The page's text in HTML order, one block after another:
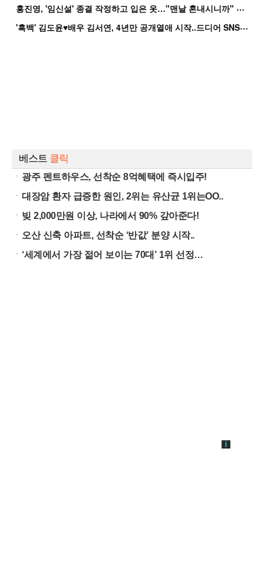
홍
진영, '임신설' 종결 작정하고 입은 옷…"맨날 혼내시니까" 억울
'
흑백' 김도윤♥배우 김서연, 4년만 공개열애 시작..드디어 SNS에 노출 [핫피...